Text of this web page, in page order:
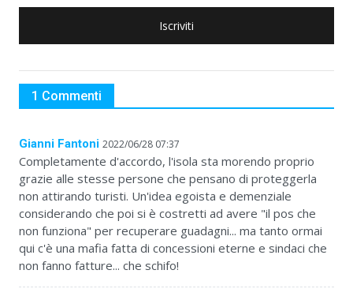
Iscriviti
1 Commenti
Gianni Fantoni 2022/06/28 07:37
Completamente d'accordo, l'isola sta morendo proprio
grazie alle stesse persone che pensano di proteggerla
non attirando turisti. Un'idea egoista e demenziale
considerando che poi si è costretti ad avere "il pos che
non funziona" per recuperare guadagni... ma tanto ormai
qui c'è una mafia fatta di concessioni eterne e sindaci che
non fanno fatture... che schifo!